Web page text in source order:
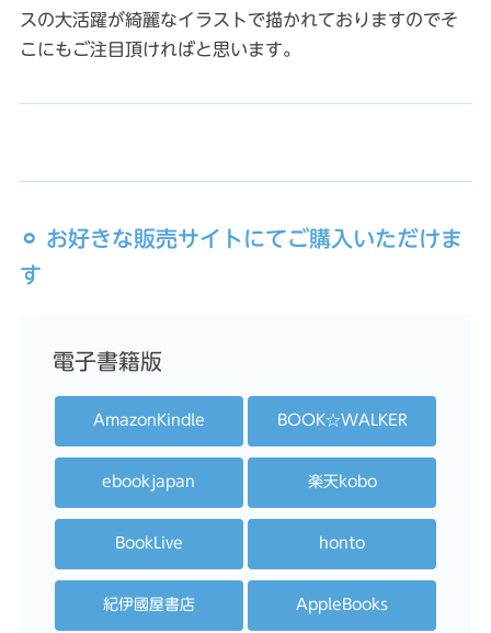
スの大活躍が綺麗なイラストで描かれておりますのでそ
こにもご注目頂ければと思います。
⚪︎ お好きな販売サイトにてご購入いただけま
す
電子書籍版
AmazonKindle BOOK☆WALKER
ebookjapan 楽天kobo
BookLive honto
紀伊國屋書店 AppleBooks